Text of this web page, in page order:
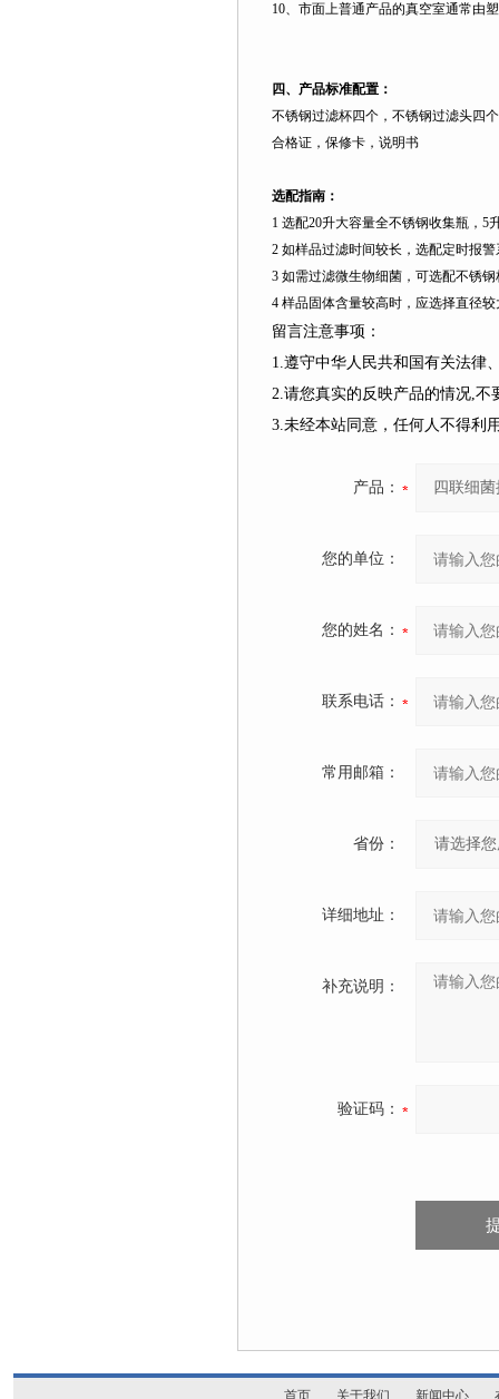
10、市面上普通产品的真空室通常由
四、产品标准配置：
不锈钢过滤杯四个，不锈钢过滤头四
合格证，保修卡，说明书
选配指南：
1 选配20升大容量全不锈钢收集瓶， 5
2 如样品过滤时间较长，选配定时报
3 如需过滤微生物细菌，可选配不锈
4 样品固体含量较高时，应选择直径
留言注意事项：
1.遵守中华人民共和国有关法律
2.请您真实的反映产品的情况,
3.未经本站同意，任何人不得利
产品：
您的单位：
您的姓名：
联系电话：
常用邮箱：
省份：
详细地址：
补充说明：
验证码：
首页 关于我们 新闻中心